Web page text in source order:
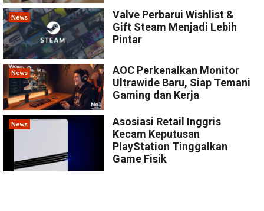
News
Valve Perbarui Wishlist &
Gift Steam Menjadi Lebih
Pintar
News
AOC Perkenalkan Monitor
Ultrawide Baru, Siap Temani
Gaming dan Kerja
News
Asosiasi Retail Inggris
Kecam Keputusan
PlayStation Tinggalkan
Game Fisik